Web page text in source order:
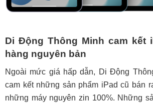
Di Động Thông Minh cam kết
hàng nguyên bản
Ngoài mức giá hấp dẫn, Di Động
cam kết những sản phẩm iPad cũ bán
những máy nguyên zin 100%. Những